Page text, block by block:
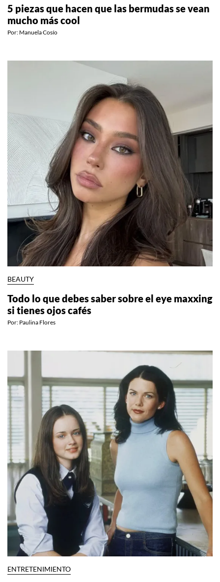
5 piezas que hacen que las bermudas se vean
mucho más cool
Por: Manuela Cosío
BEAUTY
Todo lo que debes saber sobre el eye maxxing
si tienes ojos cafés
Por: Paulina Flores
ENTRETENIMIENTO